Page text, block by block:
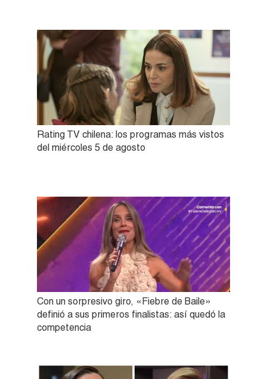
Rating TV chilena: los programas más vistos
del miércoles 5 de agosto
Con un sorpresivo giro, «Fiebre de Baile»
definió a sus primeros finalistas: así quedó la
competencia